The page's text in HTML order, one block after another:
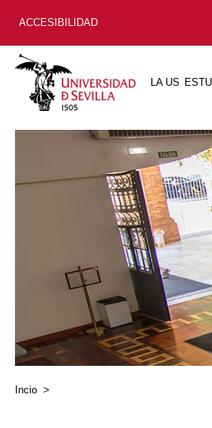
ACCESIBILIDAD
LA US
Incio >